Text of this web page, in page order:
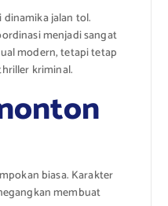
dinamika jalan tol.
menjadi sangat
modern, tetapi tetap
kriminal.
biasa. Karakter
membuat